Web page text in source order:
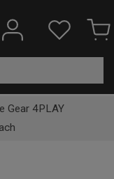
Gear 4PLAY